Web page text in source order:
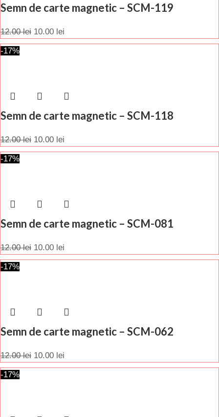
Semn de carte magnetic – SCM-119
12.00lei 10.00 lei
-17%
Semn de carte magnetic – SCM-118
12.00lei 10.00 lei
-17%
Semn de carte magnetic – SCM-081
12.00lei 10.00 lei
-17%
Semn de carte magnetic – SCM-062
12.00lei 10.00 lei
-17%